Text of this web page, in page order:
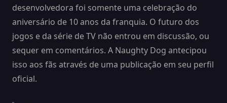
desenvolvedora foi somente uma celebração do
aniversário de 10 anos da franquia. O futuro dos
jogos e da série de TV não entrou em discussão, ou
sequer em comentários. A Naughty Dog antecipou
isso aos fãs através de uma publicação em seu perfil
oficial.